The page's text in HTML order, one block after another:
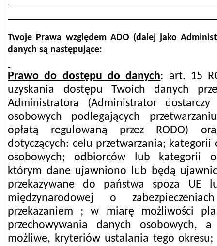
Twoje Prawa względem ADO (dalej jako
danych są następujące:
Prawo do dostępu do danych: art. 15
uzyskania dostępu Twoich danych
Administratora (Administrator
osobowych podlegających
opłatą regulowaną przez RODO)
dotyczących: celu przetwarzania; kategorii
osobowych; odbiorców lub kategorii
którym dane ujawniono lub będą
przekazywane do państwa spoza UE
międzynarodowej o
przekazaniem ; w miarę możliwości
przechowywania danych
możliwe, kryteriów ustalania tego